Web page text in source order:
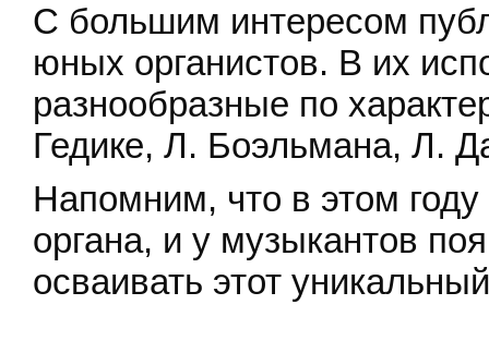
С большим интересом
юных органистов. В их
разнообразные по
Гедике, Л. Боэльмана, Л.
Напомним, что в этом
органа, и у музыкантов
осваивать этот